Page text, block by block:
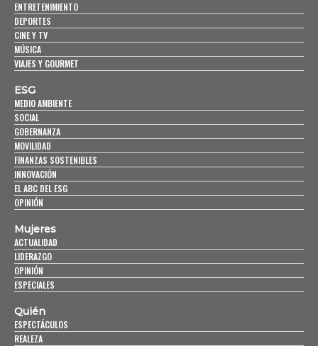
ENTRETENIMIENTO
DEPORTES
CINE Y TV
MÚSICA
VIAJES Y GOURMET
ESG
MEDIO AMBIENTE
SOCIAL
GOBERNANZA
MOVILIDAD
FINANZAS SOSTENIBLES
INNOVACIÓN
EL ABC DEL ESG
OPINIÓN
Mujeres
ACTUALIDAD
LIDERAZGO
OPINIÓN
ESPECIALES
Quién
ESPECTÁCULOS
REALEZA